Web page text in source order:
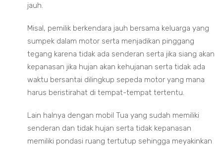
jauh.
Misal, pemilik berkendara jauh bersama keluarga yang
sumpek dalam motor serta menjadikan pinggang
tegang karena tidak ada senderan serta jika siang akan
kepanasan jika hujan akan kehujanan serta tidak ada
waktu bersantai dilingkup sepeda motor yang mana
harus beristirahat di tempat-tempat tertentu.
Lain halnya dengan mobil Tua yang sudah memiliki
senderan dan tidak hujan serta tidak kepanasan
memiliki pondasi ruang tertutup sehingga meyakinkan